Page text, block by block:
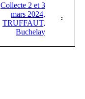
Collecte 2 et 3
mars 2024,
TRUFFAUT,
Buchelay